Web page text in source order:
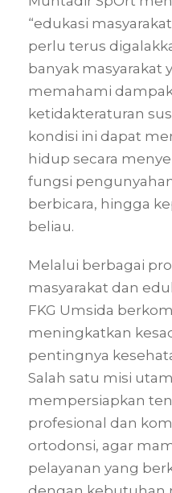
“edukasi
perlu terus
banyak masyarakat
memahami
ketidakteraturan
kondisi ini dapat
hidup secara
fungsi
berbicara, hingga
beliau.
Melalui berbagai
masyarakat dan
FKG Umsida
meningkatkan
pentingnya
Salah satu misi
mempersiapkan
profesional dan
ortodonsi, agar
pelayanan yang